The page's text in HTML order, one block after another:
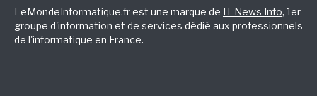
LeMondeInformatique.fr est une marque de IT News Info, 1er
groupe d'information et de services dédié aux professionnels
de l'informatique en France.